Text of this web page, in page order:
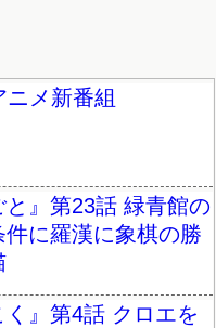
メ新番組
と』第23話 緑青館の
に羅漢に象棋の勝
く』第4話 クロエを